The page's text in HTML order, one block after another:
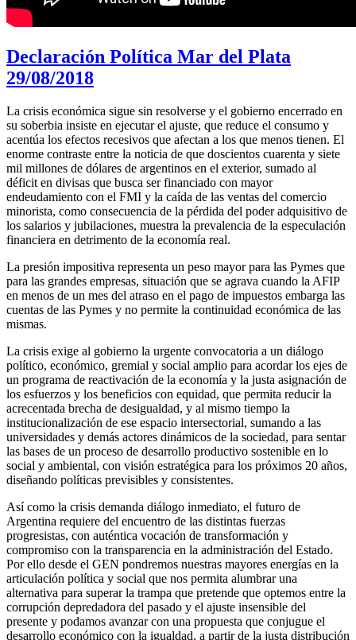
Declaración Política Mar del Plata
29/08/2018
La crisis económica sigue sin resolverse y el gobierno encerrado en
su soberbia insiste en ejecutar el ajuste, que reduce el consumo y
acentúa los efectos recesivos que afectan a los que menos tienen. El
enorme contraste entre la noticia de que doscientos cuarenta y siete
mil millones de dólares de argentinos en el exterior, sumado al
déficit en divisas que busca ser financiado con mayor
endeudamiento con el FMI y la caída de las ventas del comercio
minorista, como consecuencia de la pérdida del poder adquisitivo de
los salarios y jubilaciones, muestra la prevalencia de la especulación
financiera en detrimento de la economía real.
La presión impositiva representa un peso mayor para las Pymes que
para las grandes empresas, situación que se agrava cuando la AFIP
en menos de un mes del atraso en el pago de impuestos embarga las
cuentas de las Pymes y no permite la continuidad económica de las
mismas.
La crisis exige al gobierno la urgente convocatoria a un diálogo
político, económico, gremial y social amplio para acordar los ejes de
un programa de reactivación de la economía y la justa asignación de
los esfuerzos y los beneficios con equidad, que permita reducir la
acrecentada brecha de desigualdad, y al mismo tiempo la
institucionalización de ese espacio intersectorial, sumando a las
universidades y demás actores dinámicos de la sociedad, para sentar
las bases de un proceso de desarrollo productivo sostenible en lo
social y ambiental, con visión estratégica para los próximos 20 años,
diseñando políticas previsibles y consistentes.
Así como la crisis demanda diálogo inmediato, el futuro de
Argentina requiere del encuentro de las distintas fuerzas
progresistas, con auténtica vocación de transformación y
compromiso con la transparencia en la administración del Estado.
Por ello desde el GEN pondremos nuestras mayores energías en la
articulación política y social que nos permita alumbrar una
alternativa para superar la trampa que pretende que optemos entre la
corrupción depredadora del pasado y el ajuste insensible del
presente y podamos avanzar con una propuesta que conjugue el
desarrollo económico con la igualdad, a partir de la justa distribución